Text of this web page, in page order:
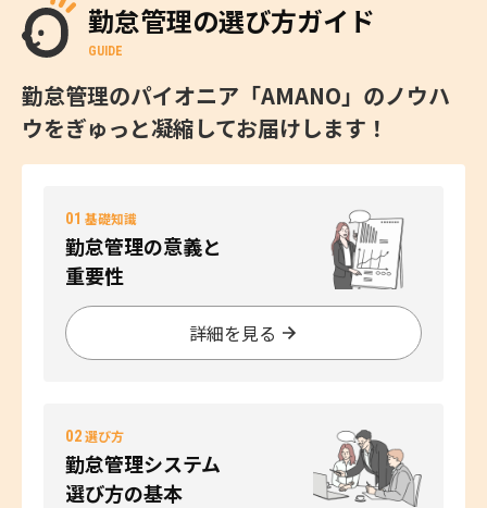
勤怠管理の選び方ガイド
GUIDE
勤怠管理のパイオニア「AMANO」のノウハ
ウをぎゅっと凝縮してお届けします！
01 基礎知識
勤怠管理の意義と
重要性
詳細を見る
02選び方
勤怠管理システム
選び方の基本